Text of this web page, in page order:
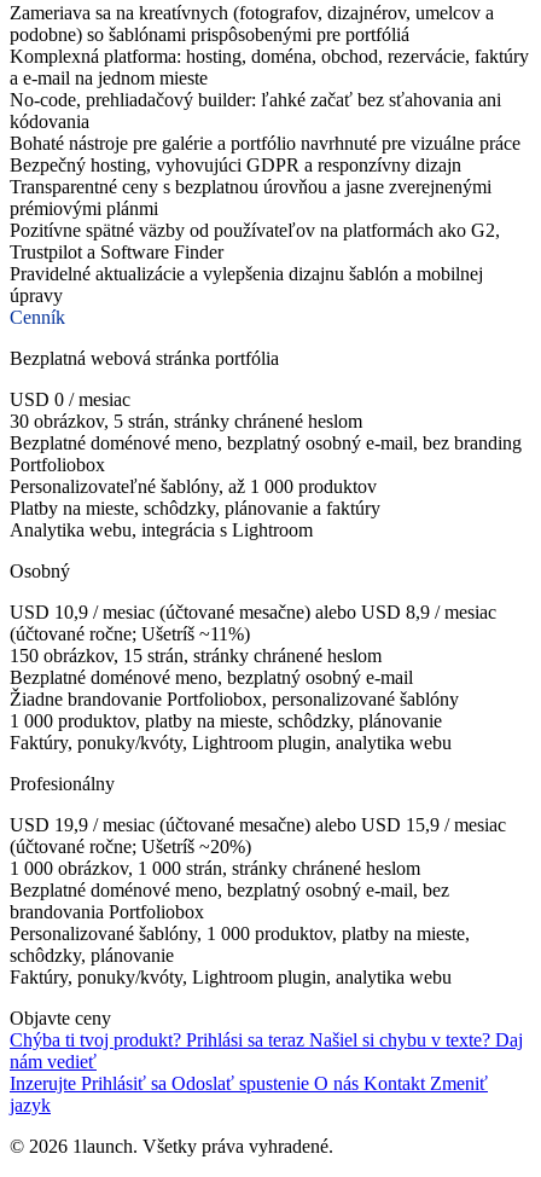
Zameriava sa na kreatívnych (fotografov, dizajnérov, umelcov a
podobne) so šablónami prispôsobenými pre portfóliá
Komplexná platforma: hosting, doména, obchod, rezervácie, faktúry
a e-mail na jednom mieste
No-code, prehliadačový builder: ľahké začať bez sťahovania ani
kódovania
Bohaté nástroje pre galérie a portfólio navrhnuté pre vizuálne práce
Bezpečný hosting, vyhovujúci GDPR a responzívny dizajn
Transparentné ceny s bezplatnou úrovňou a jasne zverejnenými
prémiovými plánmi
Pozitívne spätné väzby od používateľov na platformách ako G2,
Trustpilot a Software Finder
Pravidelné aktualizácie a vylepšenia dizajnu šablón a mobilnej
úpravy
Cenník
Bezplatná webová stránka portfólia
USD 0 / mesiac
30 obrázkov, 5 strán, stránky chránené heslom
Bezplatné doménové meno, bezplatný osobný e-mail, bez branding
Portfoliobox
Personalizovateľné šablóny, až 1 000 produktov
Platby na mieste, schôdzky, plánovanie a faktúry
Analytika webu, integrácia s Lightroom
Osobný
USD 10,9 / mesiac (účtované mesačne) alebo USD 8,9 / mesiac
(účtované ročne; Ušetríš ~11%)
150 obrázkov, 15 strán, stránky chránené heslom
Bezplatné doménové meno, bezplatný osobný e-mail
Žiadne brandovanie Portfoliobox, personalizované šablóny
1 000 produktov, platby na mieste, schôdzky, plánovanie
Faktúry, ponuky/kvóty, Lightroom plugin, analytika webu
Profesionálny
USD 19,9 / mesiac (účtované mesačne) alebo USD 15,9 / mesiac
(účtované ročne; Ušetríš ~20%)
1 000 obrázkov, 1 000 strán, stránky chránené heslom
Bezplatné doménové meno, bezplatný osobný e-mail, bez
brandovania Portfoliobox
Personalizované šablóny, 1 000 produktov, platby na mieste,
schôdzky, plánovanie
Faktúry, ponuky/kvóty, Lightroom plugin, analytika webu
Objavte ceny
Chýba ti tvoj produkt? Prihlási sa teraz Našiel si chybu v texte? Daj
nám vedieť
Inzerujte Prihlásiť sa Odoslať spustenie O nás Kontakt Zmeniť
jazyk
© 2026 1launch. Všetky práva vyhradené.